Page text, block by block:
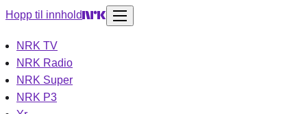
Hopp til innhold
NRK TV
NRK Radio
NRK Super
NRK P3